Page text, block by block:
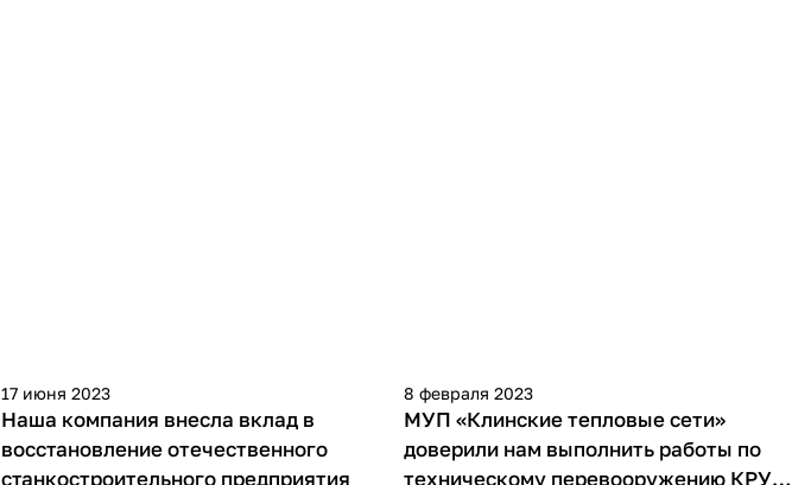
17 июня 2023
Наша компания внесла вклад в
восстановление отечественного
станкостроительного предприятия
8 февраля 2023
МУП «Клинские тепловые сети»
доверили нам выполнить работы по
техническому перевооружению КРУ